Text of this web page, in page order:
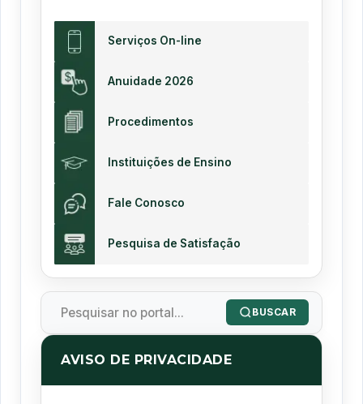
Serviços On-line
Anuidade 2026
Procedimentos
Instituições de Ensino
Fale Conosco
Pesquisa de Satisfação
BUSCAR
AVISO DE PRIVACIDADE